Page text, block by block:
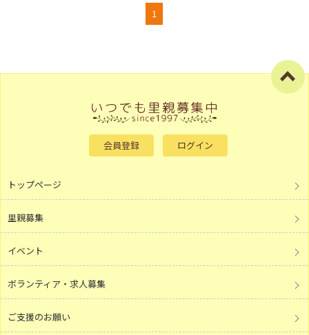
1
会員登録 ログイン
トップページ
里親募集
イベント
ボランティア・求人募集
ご支援のお願い